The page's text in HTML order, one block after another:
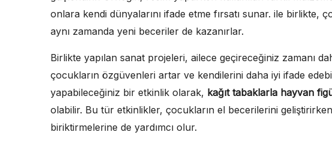
onlara kendi dünyalarını ifade etme fırsatı sunar. ile birlikte,
aynı zamanda yeni beceriler de kazanırlar.
Birlikte yapılan sanat projeleri, ailece geçireceğiniz zamanı
çocukların özgüvenleri artar ve kendilerini daha iyi ifade
yapabileceğiniz bir etkinlik olarak, kağıt tabaklarla hayvan
olabilir. Bu tür etkinlikler, çocukların el becerilerini
biriktirmelerine de yardımcı olur.